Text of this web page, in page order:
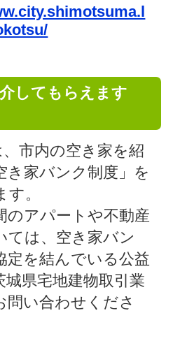
してもらえます
市内の空き家を紹
き家バンク制度」を
。
のアパートや不動産
ては、空き家バン
定を結んでいる公益
城県宅地建物取引業
問い合わせくださ